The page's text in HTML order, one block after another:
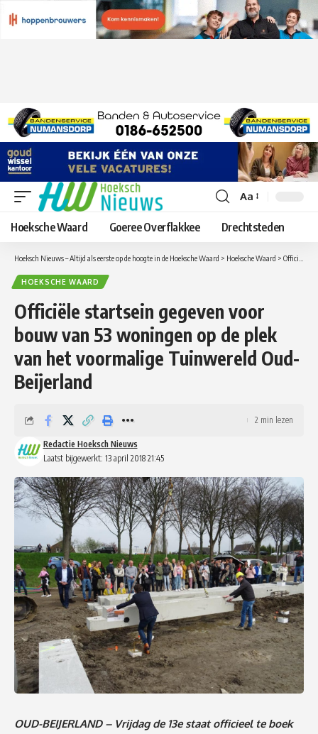
Lettergrootte
aanpassen
Aa
Hoeksche Waard Goeree Overflakkee Drechtsteden
Hoeksch Nieuws – Altijd als eerste op de hoogte in de Hoeksche Waard > Hoeksche Waard > Officiële startsein gegeven voor bouw van 53 woningen op de plek van het voormalige Tuinwereld Oud-Beijerland
HOEKSCHE WAARD
Officiële startsein gegeven voor
bouw van 53 woningen op de plek
van het voormalige Tuinwereld Oud-
Beijerland
Laatst bijgewerkt: 13 april 2018 21:45
Redactie Hoeksch Nieuws
2 min lezen
OUD-BEIJERLAND – Vrijdag de 13e staat officieel te boek